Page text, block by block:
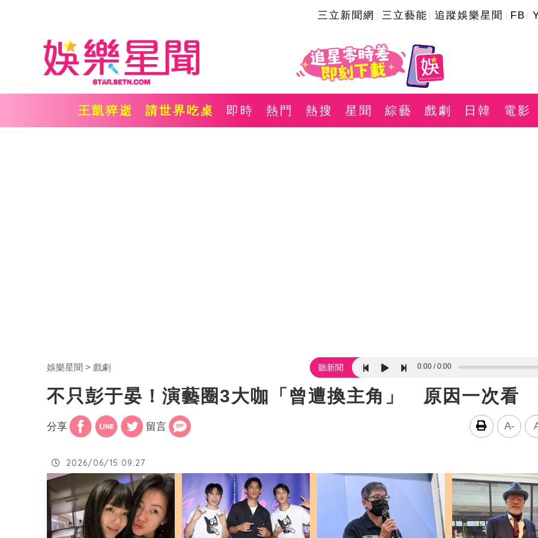
三立新聞網 三立藝能 追蹤娛樂星聞 FB
王凱猝逝 請世界吃桌 即時 熱門 熱搜 星聞 綜藝 戲劇 日韓 電影
娛樂星聞 戲劇 聽新聞 0:00 0:00
不只彭于晏！演藝圈3大咖「曾遭換主角」 原因一次看
分享 留言 A-
2026/06/15 09:27